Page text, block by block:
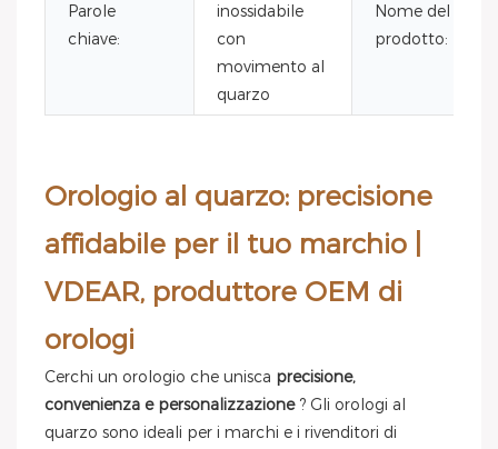
Parole
chiave:
inossidabile
con
movimento al
quarzo
Nome del
prodotto:
Orologio al quarzo: precisione
affidabile per il tuo marchio |
VDEAR, produttore OEM di
orologi
Cerchi un orologio che unisca precisione,
convenienza e personalizzazione? Gli orologi al
quarzo sono ideali per i marchi e i rivenditori di